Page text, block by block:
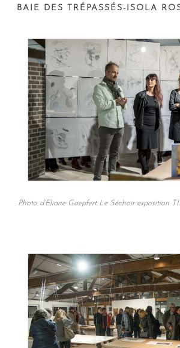
BAIE DES TRÉPASSÉS-ISOLA
Photo d’Eliane Goepfert Le Séchoir exposition